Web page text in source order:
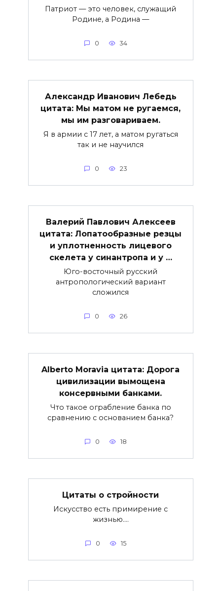
Патриот — это человек, служащий
Родине, а Родина —
0 34
Александр Иванович Лебедь
цитата: Мы матом не ругаемся,
мы им разговариваем.
Я в армии с 17 лет, а матом ругаться
так и не научился
0 23
Валерий Павлович Алексеев
цитата: Лопатообразные резцы
и уплотненность лицевого
скелета у синантропа и у …
Юго-восточный русский
антропологический вариант
сложился
0 26
Alberto Moravia цитата: Дорога
цивилизации вымощена
консервными банками.
Что такое ограбление банка по
сравнению с основанием банка?
0 18
Цитаты о стройности
Искусство есть примирение с
жизнью.…
0 15